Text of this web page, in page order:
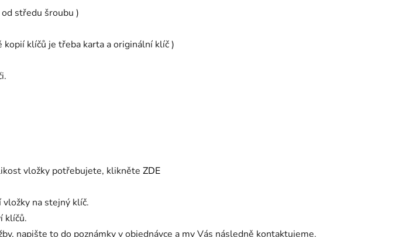
středu šroubu )
kopií klíčů je třeba karta a originální klíč )
vložky potřebujete, klikněte ZDE
vložky na stejný klíč.
klíčů.
napište to do poznámky v objednávce a my Vás následně kontaktujeme.